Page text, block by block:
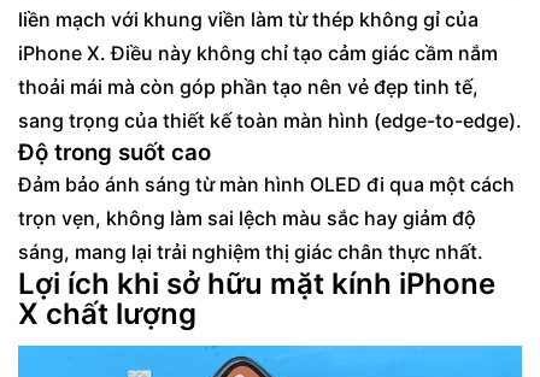
liền mạch với khung viền làm từ thép không gỉ của
iPhone X. Điều này không chỉ tạo cảm giác cầm nắm
thoải mái mà còn góp phần tạo nên vẻ đẹp tinh tế,
sang trọng của thiết kế toàn màn hình (edge-to-edge).
Độ trong suốt cao
Đảm bảo ánh sáng từ màn hình OLED đi qua một cách
trọn vẹn, không làm sai lệch màu sắc hay giảm độ
sáng, mang lại trải nghiệm thị giác chân thực nhất.
Lợi ích khi sở hữu mặt kính iPhone
X chất lượng